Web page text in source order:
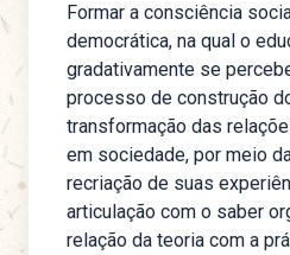
Formar a consciência
democrática, na qual o
gradativamente se
processo de construção
transformação das
em sociedade, por meio
recriação de suas
articulação com o saber
relação da teoria com a